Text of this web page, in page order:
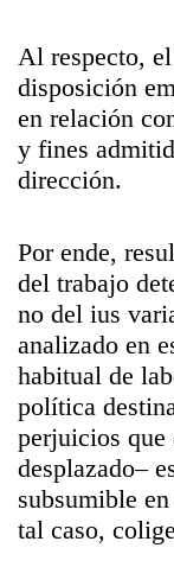
Al respecto,
disposición
en relación
y fines
dirección.
Por ende,
del trabajo
no del ius
analizado en
habitual de
política
perjuicios que
desplazado–
subsumible
tal caso,